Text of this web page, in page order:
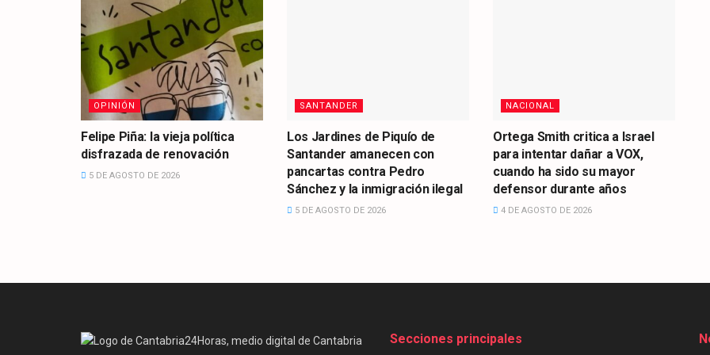
OPINIÓN
Felipe Piña: la vieja política
disfrazada de renovación
5 DE AGOSTO DE 2026
SANTANDER
Los Jardines de Piquío de
Santander amanecen con
pancartas contra Pedro
Sánchez y la inmigración ilegal
5 DE AGOSTO DE 2026
NACIONAL
Ortega Smith critica a Israel
para intentar dañar a VOX,
cuando ha sido su mayor
defensor durante años
4 DE AGOSTO DE 2026
Secciones principales